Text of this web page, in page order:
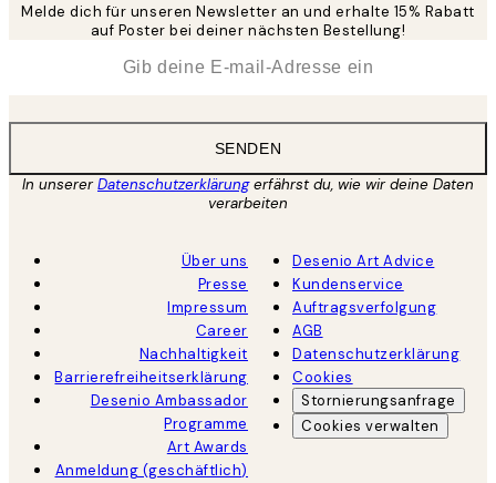
Melde dich für unseren Newsletter an und erhalte 15% Rabatt
auf Poster bei deiner nächsten Bestellung!
SENDEN
In unsererDatenschutzerklärungerfährst du, wie wir deine Daten
verarbeiten
Über uns
Presse
Impressum
Career
Nachhaltigkeit
Barrierefreiheitserklärung
Desenio Ambassador
Programme
Art Awards
Anmeldung (geschäftlich)
Desenio Art Advice
Kundenservice
Auftragsverfolgung
AGB
Datenschutzerklärung
Cookies
Stornierungsanfrage
Cookies verwalten